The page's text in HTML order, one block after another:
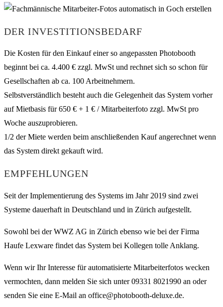
DER INVESTITIONSBEDARF
Die Kosten für den Einkauf einer so angepassten Photobooth
beginnt bei ca. 4.400 € zzgl. MwSt und rechnet sich so schon für
Gesellschaften ab ca. 100 Arbeitnehmern.
Selbstverständlich besteht auch die Gelegenheit das System vorher
auf Mietbasis für 650 € + 1 € / Mitarbeiterfoto zzgl. MwSt pro
Woche auszuprobieren.
1/2 der Miete werden beim anschließenden Kauf angerechnet wenn
das System direkt gekauft wird.
EMPFEHLUNGEN
Seit der Implementierung des Systems im Jahr 2019 sind zwei
Systeme dauerhaft in Deutschland und in Zürich aufgestellt.
Sowohl bei der WWZ AG in Zürich ebenso wie bei der Firma
Haufe Lexware findet das System bei Kollegen tolle Anklang.
Wenn wir Ihr Interesse für automatisierte Mitarbeiterfotos wecken
vermochten, dann melden Sie sich unter 09331 8021990 an oder
senden Sie eine E-Mail an office@photobooth-deluxe.de.